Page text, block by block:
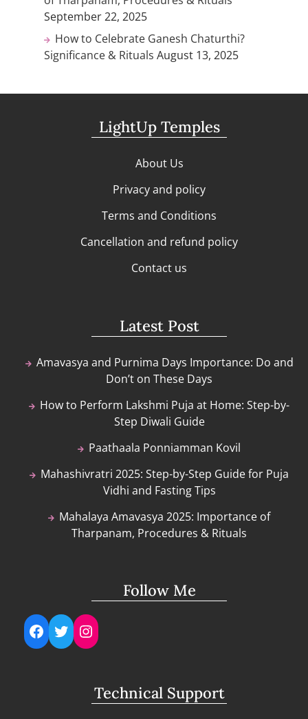
September 22, 2025
How to Celebrate Ganesh Chaturthi?
Significance & Rituals August 13, 2025
LightUp Temples
About Us
Privacy and policy
Terms and Conditions
Cancellation and refund policy
Contact us
Latest Post
Amavasya and Purnima Days Importance: Do and
Don’t on These Days
How to Perform Lakshmi Puja at Home: Step-by-
Step Diwali Guide
Paathaala Ponniamman Kovil
Mahashivratri 2025: Step-by-Step Guide for Puja
Vidhi and Fasting Tips
Mahalaya Amavasya 2025: Importance of
Tharpanam, Procedures & Rituals
Follow Me
Facebook
TwitterInstagram
Technical Support